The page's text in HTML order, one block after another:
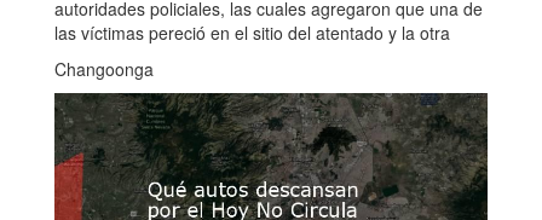
autoridades policiales, las cuales agregaron que una de
las víctimas pereció en el sitio del atentado y la otra
Changoonga